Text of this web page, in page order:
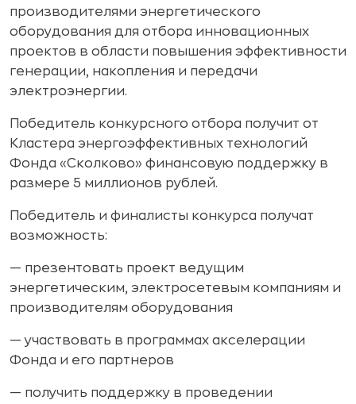
производителями энергетического
оборудования для отбора инновационных
проектов в области повышения эффективности
генерации, накопления и передачи
электроэнергии.
Победитель конкурсного отбора получит от
Кластера энергоэффективных технологий
Фонда «Сколково» финансовую поддержку в
размере 5 миллионов рублей.
Победитель и финалисты конкурса получат
возможность:
— презентовать проект ведущим
энергетическим, электросетевым компаниям и
производителям оборудования
— участвовать в программах акселерации
Фонда и его партнеров
— получить поддержку в проведении